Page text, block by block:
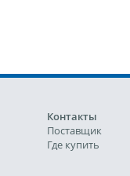
Контакты
Поставщик
Где купить